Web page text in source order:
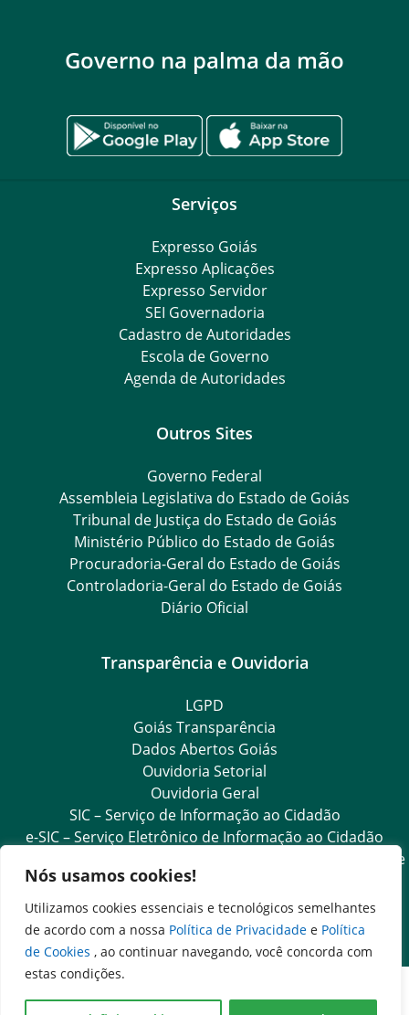
Nós usamos cookies!
Utilizamos cookies essenciais e tecnológicos semelhantes
de acordo com a nossa Política de Privacidade e Política
de Cookies , ao continuar navegando, você concorda com
estas condições.
Governo na palma da mão
Serviços
Expresso Goiás
Expresso Aplicações
Expresso Servidor
SEI Governadoria
Cadastro de Autoridades
Escola de Governo
Agenda de Autoridades
Outros Sites
Governo Federal
Assembleia Legislativa do Estado de Goiás
Tribunal de Justiça do Estado de Goiás
Ministério Público do Estado de Goiás
Procuradoria-Geral do Estado de Goiás
Controladoria-Geral do Estado de Goiás
Diário Oficial
Transparência e Ouvidoria
LGPD
Goiás Transparência
Dados Abertos Goiás
Ouvidoria Setorial
Ouvidoria Geral
SIC – Serviço de Informação ao Cidadão
e-SIC – Serviço Eletrônico de Informação ao Cidadão
Acesso às Informações das Organizações Sociais de Saúde
e Sociedade Civil
Ouvidoria Setorial (Expresso)
Ouvidoria Setorial (Presencial)